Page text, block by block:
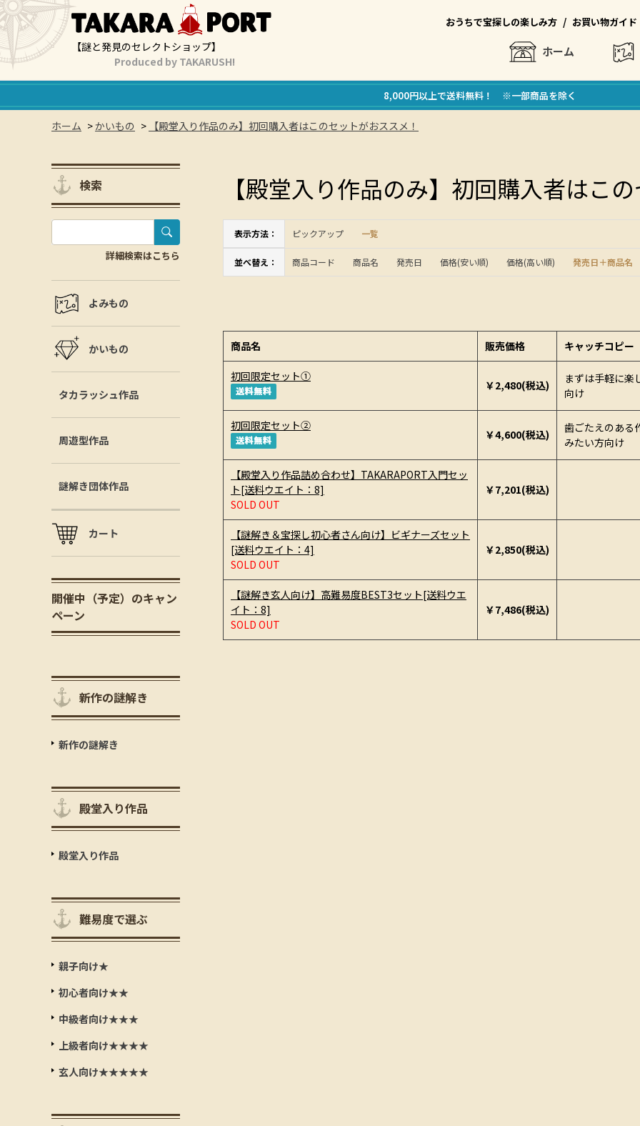
【謎と発見のセレクトショップ】
Produced by TAKARUSH!
おうちで宝探しの楽しみ方 / お買い物ガイド
ホーム
8,000円以上で送料無料！ ※一部商品を除く
ホーム >かいもの > 【殿堂入り作品のみ】初回購入者はこのセットがおススメ！
検索
詳細検索はこちら
よみもの
かいもの
タカラッシュ作品
周遊型作品
謎解き団体作品
カート
開催中（予定）のキャン
ペーン
新作の謎解き
新作の謎解き
殿堂入り作品
殿堂入り作品
難易度で選ぶ
親子向け★
初心者向け★★
中級者向け★★★
上級者向け★★★★
玄人向け★★★★★
【殿堂入り作品のみ】初回購入者はこ
表示方法： ピックアップ 一覧
並べ替え： 商品コード 商品名 発売日 価格(安い順) 価格(高い順) 発売日＋商品名
商品名 販売価格 キャッチコピー
初回限定セット①
￥2,480(税込)
まずは手軽に楽
向け
初回限定セット②
￥4,600(税込)
歯ごたえのある
みたい方向け
【殿堂入り作品詰め合わせ】TAKARAPORT入門セッ
ト[送料ウエイト：8]
SOLD OUT
￥7,201(税込)
【謎解き＆宝探し初心者さん向け】ビギナーズセット
[送料ウエイト：4]
SOLD OUT
￥2,850(税込)
【謎解き玄人向け】高難易度BEST3セット[送料ウエ
イト：8]
SOLD OUT
￥7,486(税込)